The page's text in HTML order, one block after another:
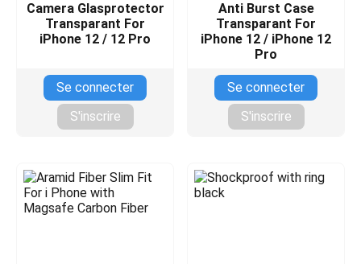
Camera Glasprotector
Transparant For
iPhone 12 / 12 Pro
Se connecter
S'inscrire
Anti Burst Case
Transparant For
iPhone 12 / iPhone 12
Pro
Se connecter
S'inscrire